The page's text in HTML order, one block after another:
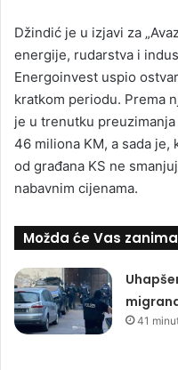
Džindić je u izjavi za
energije, rudarstva i
Energoinvest uspio
kratkom periodu. Prema
je u trenutku
46 miliona KM, a sada je,
od građana KS ne
nabavnim cijenama.
Možda će Vas
41